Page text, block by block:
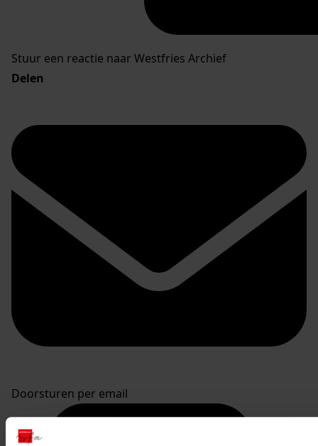
Stuur een reactie naar Westfries Archief
Delen
Doorsturen per email